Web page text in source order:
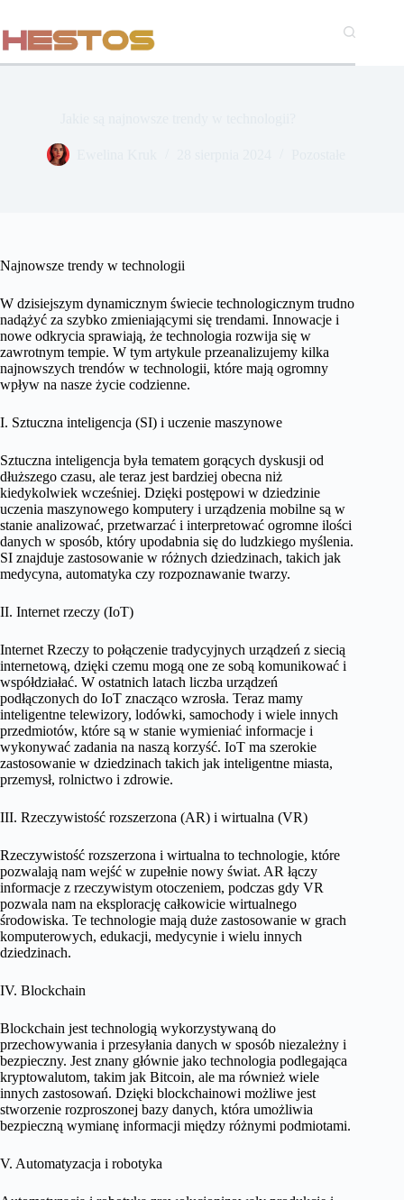
treści
Najnowsze trendy w technologii
W dzisiejszym dynamicznym świecie technologicznym trudno
nadążyć za szybko zmieniającymi się trendami. Innowacje i
nowe odkrycia sprawiają, że technologia rozwija się w
zawrotnym tempie. W tym artykule przeanalizujemy kilka
najnowszych trendów w technologii, które mają ogromny
wpływ na nasze życie codzienne.
I. Sztuczna inteligencja (SI) i uczenie maszynowe
Sztuczna inteligencja była tematem gorących dyskusji od
dłuższego czasu, ale teraz jest bardziej obecna niż
kiedykolwiek wcześniej. Dzięki postępowi w dziedzinie
uczenia maszynowego komputery i urządzenia mobilne są w
stanie analizować, przetwarzać i interpretować ogromne ilości
danych w sposób, który upodabnia się do ludzkiego myślenia.
SI znajduje zastosowanie w różnych dziedzinach, takich jak
medycyna, automatyka czy rozpoznawanie twarzy.
II. Internet rzeczy (IoT)
Internet Rzeczy to połączenie tradycyjnych urządzeń z siecią
internetową, dzięki czemu mogą one ze sobą komunikować i
współdziałać. W ostatnich latach liczba urządzeń
podłączonych do IoT znacząco wzrosła. Teraz mamy
inteligentne telewizory, lodówki, samochody i wiele innych
przedmiotów, które są w stanie wymieniać informacje i
wykonywać zadania na naszą korzyść. IoT ma szerokie
zastosowanie w dziedzinach takich jak inteligentne miasta,
przemysł, rolnictwo i zdrowie.
III. Rzeczywistość rozszerzona (AR) i wirtualna (VR)
Rzeczywistość rozszerzona i wirtualna to technologie, które
pozwalają nam wejść w zupełnie nowy świat. AR łączy
informacje z rzeczywistym otoczeniem, podczas gdy VR
pozwala nam na eksplorację całkowicie wirtualnego
środowiska. Te technologie mają duże zastosowanie w grach
komputerowych, edukacji, medycynie i wielu innych
dziedzinach.
IV. Blockchain
Blockchain jest technologią wykorzystywaną do
przechowywania i przesyłania danych w sposób niezależny i
bezpieczny. Jest znany głównie jako technologia podlegająca
kryptowalutom, takim jak Bitcoin, ale ma również wiele
innych zastosowań. Dzięki blockchainowi możliwe jest
stworzenie rozproszonej bazy danych, która umożliwia
bezpieczną wymianę informacji między różnymi podmiotami.
V. Automatyzacja i robotyka